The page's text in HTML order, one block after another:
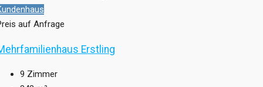
auf Anfrage
Erstling
9 Zimmer